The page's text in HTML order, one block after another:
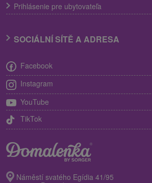
Prihlásenie pre ubytovateľa
SOCIÁLNÍ SÍTĚ A ADRESA
Facebook
Instagram
YouTube
TikTok
Náměstí svatého Egídia 41/95